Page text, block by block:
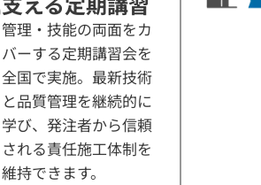
管理・技能の両面をカ
バーする定期講習会を
全国で実施。最新技術
と品質管理を継続的に
学び、発注者から信頼
される責任施工体制を
維持できます。